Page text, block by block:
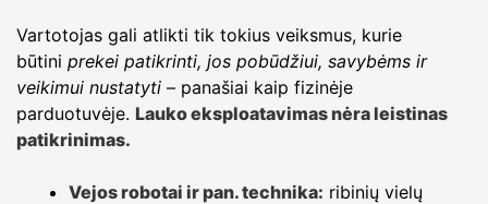
Vartotojas gali atlikti tik tokius veiksmus, kurie
būtini prekei patikrinti, jos pobūdžiui, savybėms ir
veikimui nustatyti – panašiai kaip fizinėje
parduotuvėje. Lauko eksploatavimas nėra leistinas
patikrinimas.
Vejos robotai ir pan. technika: ribinių vielų